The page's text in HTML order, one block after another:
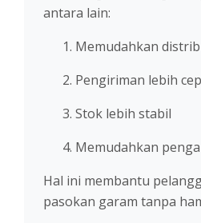
antara lain:
Memudahkan
Pengiriman lebih
Stok lebih stabil
Memudahkan
Hal ini membantu
pasokan garam tanpa